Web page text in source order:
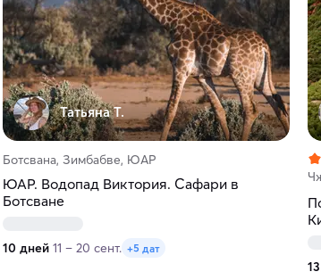
Татьяна Т.
Ботсвана, Зимбабве, ЮАР
ЮАР. Водопад Виктория. Сафари в
Ботсване
10 дней 11 – 20 сент. +5 дат